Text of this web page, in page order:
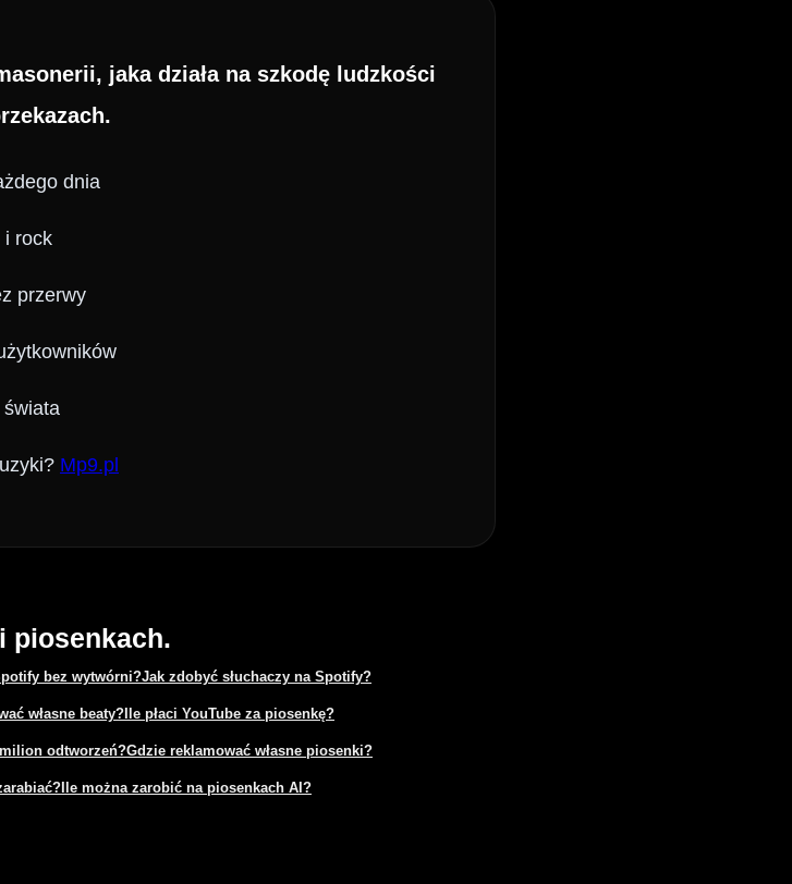
jaka działa na szkodę ludzkości
dnia
i rock
przerwy
świata
Mp9.pl
piosenkach.
bez wytwórni?Jak zdobyć słuchaczy na Spotify?
własne beaty? Ile płaci YouTube za piosenkę?
milion odtworzeń?Gdzie reklamować własne piosenki?
Ile można zarobić na piosenkach AI?